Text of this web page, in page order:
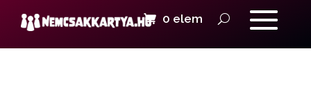
0 elem